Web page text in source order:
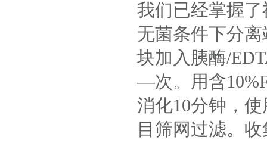
我们已经掌握
无菌条件下分
块加入胰酶/
—次。用含
消化10分钟，
目筛网过滤。